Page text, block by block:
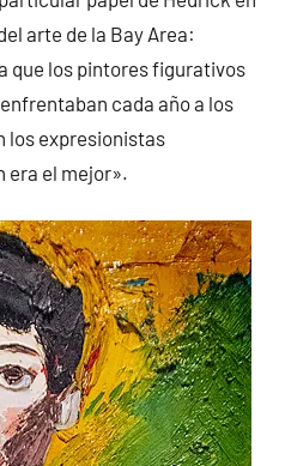
arte de la Bay Area:
que los pintores figurativos
cada año a los
los expresionistas
era el mejor».